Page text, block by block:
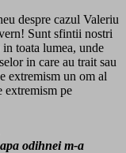
despre cazul Valeriu
Sunt sfintii nostri
toata lumea, unde
in care au trait sau
extremism un om al
extremism pe
odihnei m-a